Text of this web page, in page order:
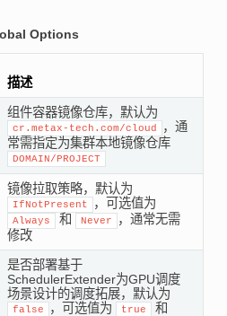
Options
描述
组件容器镜像仓库，默认为
cr.metax-tech.com/cloud
，通
常需指定为集群本地镜像仓库
DOMAIN/PROJECT
镜像拉取策略，默认为
IfNotPresent ，可选值为
Always 和 Never
，通常无需
修改
是否部署基于
SchedulerExtender为GPU调度
场景设计的调度拓展，默认为
false ，可选值为 true 和